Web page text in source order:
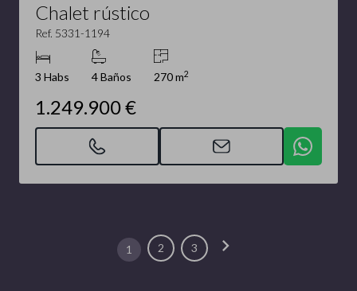
Chalet rústico
Ref. 5331-1194
3 Habs 4 Baños 270 m2
1.249.900 €
1 2 3 chevron_right